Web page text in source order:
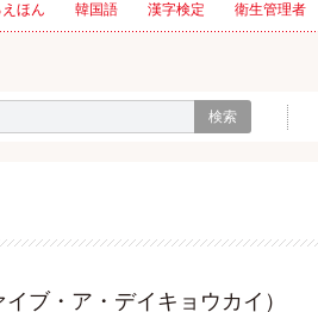
ほん 韓国語 漢字検定 衛生管理者
検索
ブ・ア・デイキョウカイ）